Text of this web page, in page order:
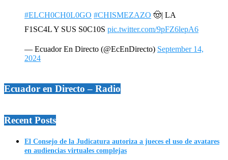
#ELCH0CH0L0GO #CHISMEZAZO 🤠| LA
F1SC4L Y SUS S0C10S pic.twitter.com/9pFZ6lepA6
— Ecuador En Directo (@EcEnDirecto) September 14,
2024
Ecuador en Directo – Radio
Recent Posts
El Consejo de la Judicatura autoriza a jueces el uso de avatares
en audiencias virtuales complejas